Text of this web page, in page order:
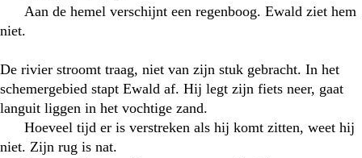
Aan de hemel verschijnt een regenboog. Ewald ziet hem
niet.
De rivier stroomt traag, niet van zijn stuk gebracht. In het
schemergebied stapt Ewald af. Hij legt zijn fiets neer, gaat
languit liggen in het vochtige zand.
Hoeveel tijd er is verstreken als hij komt zitten, weet hij
niet. Zijn rug is nat.